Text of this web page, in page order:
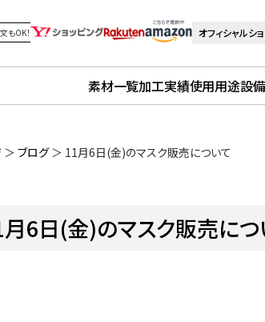
もOK！ オフィシャルシ
素材一覧加工実績使用用途設
＞ ブログ＞ 11月6日(金)のマスク販売について
6日(金)のマスク販売につ